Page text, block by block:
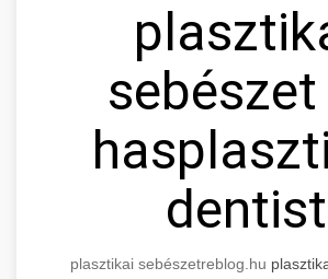
sebészet
dentist
plasztikai sebészetreblog.hu